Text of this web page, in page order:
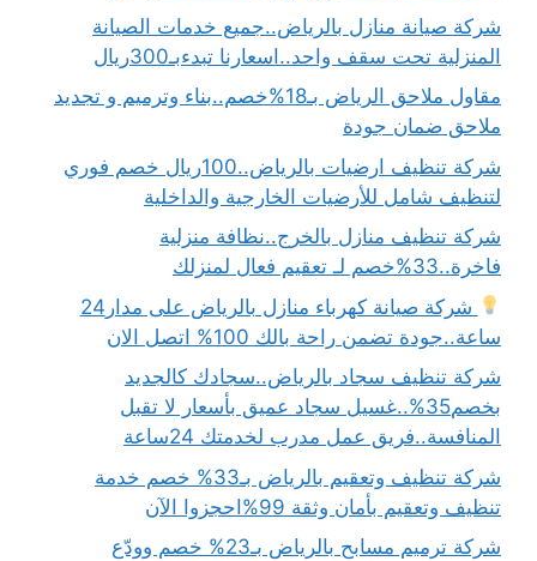
شركة صيانة منازل بالرياض..جميع خدمات الصيانة
المنزلية تحت سقف واحد..اسعارنا تبدءبـ300ريال
مقاول ملاحق الرياض بـ18%خصم..بناء وترميم و تجديد
ملاحق ضمان جودة
شركة تنظيف ارضيات بالرياض..100ريال خصم فوري
لتنظيف شامل للأرضيات الخارجية والداخلية
شركة تنظيف منازل بالخرج..نظافة منزلية
فاخرة..33%خصم لـ تعقيم فعال لمنزلك
شركة صيانة كهرباء منازل بالرياض على مدار24
ساعة..جودة تضمن راحة بالك 100% اتصل الان
شركة تنظيف سجاد بالرياض..سجادك كالجديد
بخصم35%..غسيل سجاد عميق بأسعار لا تقبل
المنافسة..فريق عمل مدرب لخدمتك 24ساعة
شركة تنظيف وتعقيم بالرياض بـ33% خصم خدمة
تنظيف وتعقيم بأمان وثقة 99%احجزوا الآن
شركة ترميم مسابح بالرياض بـ23% خصم وودّع